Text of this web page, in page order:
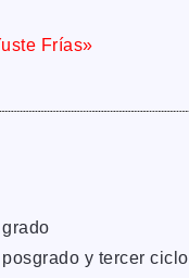
y tercer ciclo